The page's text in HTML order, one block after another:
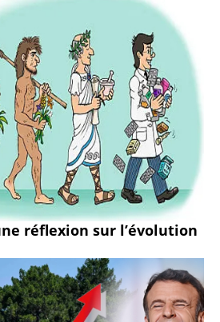
réflexion sur l’évolution